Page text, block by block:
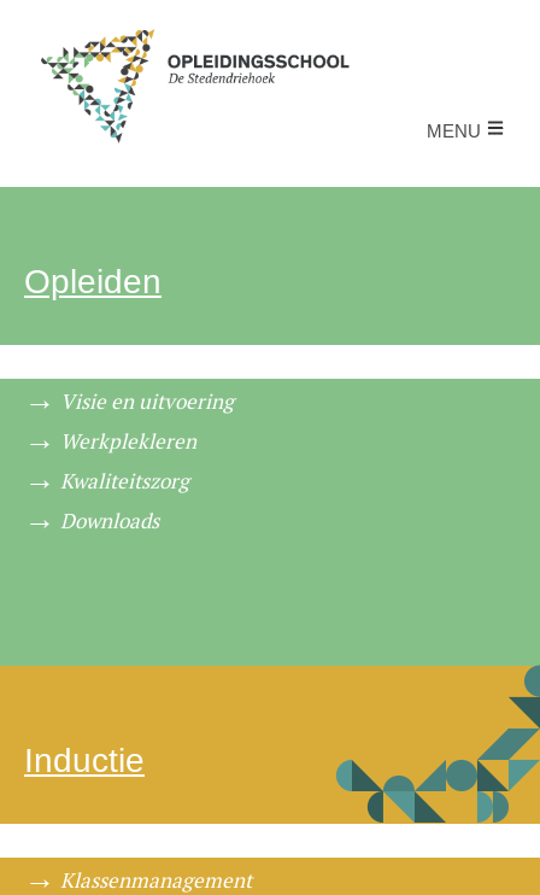
Opleiden
Visie en uitvoering
Werkplekleren
Kwaliteitszorg
Downloads
Inductie
Klassenmanagement
MENU